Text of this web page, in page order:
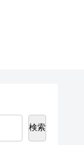
検索